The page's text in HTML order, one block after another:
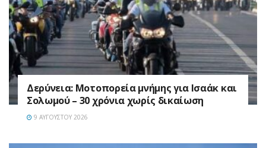
Δερύνεια: Μοτοπορεία μνήμης για Ισαάκ και
Σολωμού – 30 χρόνια χωρίς δικαίωση
9 ΑΥΓΟΎΣΤΟΥ 2026